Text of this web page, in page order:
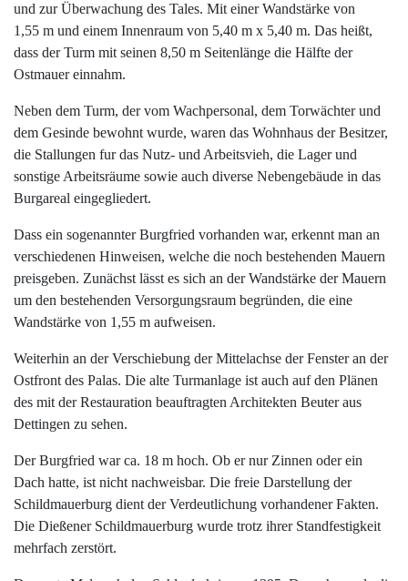
und zur Überwachung des Tales. Mit einer Wandstärke von
1,55 m und einem Innenraum von 5,40 m x 5,40 m. Das heißt,
dass der Turm mit seinen 8,50 m Seitenlänge die Hälfte der
Ostmauer einnahm.
Neben dem Turm, der vom Wachpersonal, dem Torwächter und
dem Gesinde bewohnt wurde, waren das Wohnhaus der Besitzer,
die Stallungen fur das Nutz- und Arbeitsvieh, die Lager und
sonstige Arbeitsräume sowie auch diverse Nebengebäude in das
Burgareal eingegliedert.
Dass ein sogenannter Burgfried vorhanden war, erkennt man an
verschiedenen Hinweisen, welche die noch bestehenden Mauern
preisgeben. Zunächst lässt es sich an der Wandstärke der Mauern
um den bestehenden Versorgungsraum begründen, die eine
Wandstärke von 1,55 m aufweisen.
Weiterhin an der Verschiebung der Mittelachse der Fenster an der
Ostfront des Palas. Die alte Turmanlage ist auch auf den Plänen
des mit der Restauration beauftragten Architekten Beuter aus
Dettingen zu sehen.
Der Burgfried war ca. 18 m hoch. Ob er nur Zinnen oder ein
Dach hatte, ist nicht nachweisbar. Die freie Darstellung der
Schildmauerburg dient der Verdeutlichung vorhandener Fakten.
Die Dießener Schildmauerburg wurde trotz ihrer Standfestigkeit
mehrfach zerstört.